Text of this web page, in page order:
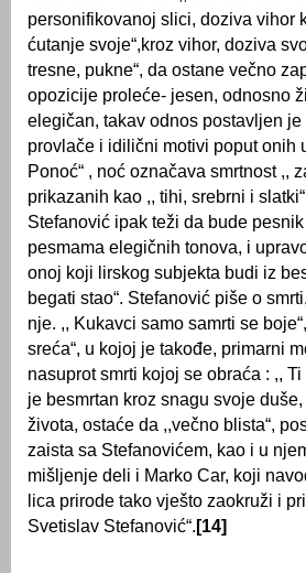
personifikovanoj slici, doziva vihor
ćutanje svoje“,kroz vihor, doziva
tresne, pukne“, da ostane večno
opozicije proleće- jesen, odnosno
elegičan, takav odnos postavlјen
provlače i idilični motivi poput onih
Ponoć“ , noć označava smrtnost ,,
prikazanih kao ,, tihi, srebrni i
Stefanović ipak teži da bude
pesmama elegičnih tonova, i
onoj koji lirskog subjekta budi iz
begati stao“. Stefanović piše o
nje. ,, Kukavci samo samrti se
sreća“, u kojoj je takođe, primarni
nasuprot smrti kojoj se obraća : ,,
je besmrtan kroz snagu svoje
života, ostaće da ,,večno blista“,
zaista sa Stefanovićem, kao i u
mišlјenje deli i Marko Car, koji
lica prirode tako vješto zaokruži i
Svetislav Stefanović“.[14]